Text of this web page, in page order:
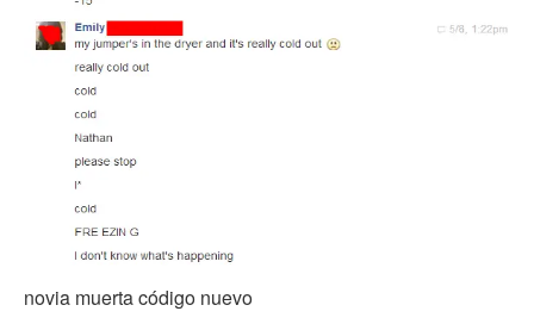
novia muerta código nuevo